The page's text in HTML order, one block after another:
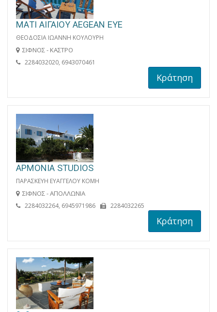
ΜΑΤΙ ΑΙΓΑΙΟΥ AEGEAN EYE
ΘΕΟΔΟΣΙΑ ΙΩΑΝΝΗ ΚΟΥΛΟΥΡΗ
ΣΙΦΝΟΣ - ΚΑΣΤΡΟ
2284032020, 6943070461
Κράτηση
ΑΡΜΟΝΙΑ STUDIOS
ΠΑΡΑΣΚΕΥΗ ΕΥΑΓΓΕΛΟΥ ΚΟΜΗ
ΣΙΦΝΟΣ - ΑΠΟΛΛΩΝΙΑ
2284032264, 6945971986 2284032265
Κράτηση